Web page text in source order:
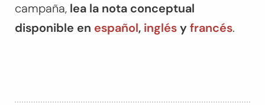
campaña, lea la nota conceptual
disponible en español, inglésyfrancés.